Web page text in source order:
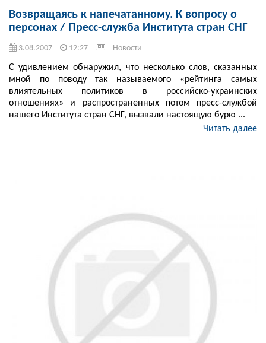
Возвращаясь к напечатанному. К вопросу о
персонах / Пресс-служба Института стран СНГ
3.08.2007 12:27 Новости
С удивлением обнаружил, что несколько слов, сказанных
мной по поводу так называемого «рейтинга самых
влиятельных политиков в российско-украинских
отношениях» и распространенных потом пресс-службой
нашего Института стран СНГ, вызвали настоящую бурю ...
Читать далее